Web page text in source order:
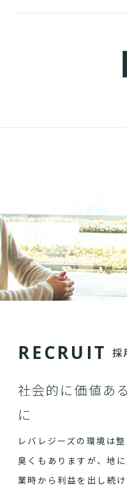
RECRU IT 採
社会的に価値あ
に
レバレジーズの環境は
臭くもありますが、地
業時から利益を出し続け